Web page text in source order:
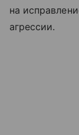
на
агрессии.